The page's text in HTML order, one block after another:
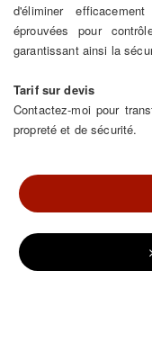
d'éliminer
éprouvées pour
garantissant ainsi la
Tarif sur devis
Contactez-moi pour
propreté et de sécurité.